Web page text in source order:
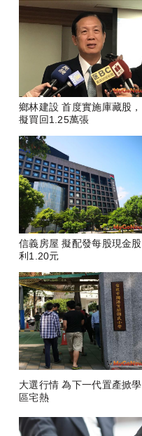
鄉林建設 首度實施庫藏股，
擬買回1.25萬張
信義房屋 擬配發每股現金股
利1.20元
大選行情 為下一代置產掀學
區宅熱